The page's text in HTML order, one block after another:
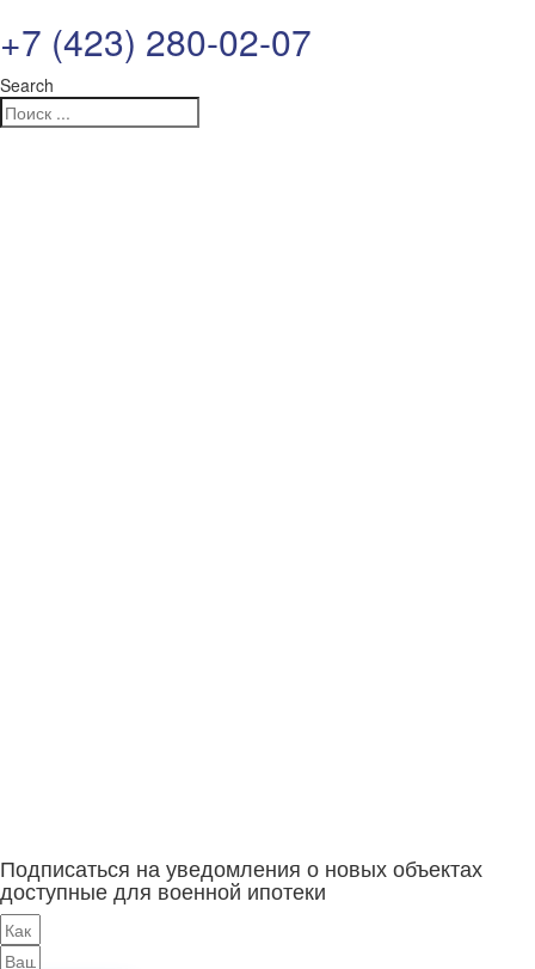
+7 (423) 280-02-07
Search
Подписаться на уведомления о новых объектах
доступные для военной ипотеки